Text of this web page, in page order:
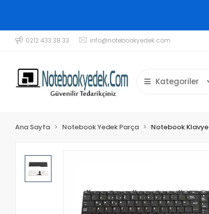
0212 433 38 33 info@notebookyedek.com
Kategoriler
Ana Sayfa Notebook Yedek Parça Notebook Klavye